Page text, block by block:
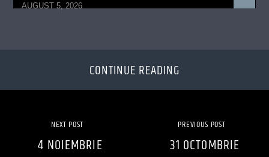
AUGUST 5, 2026
CONTINUE READING
NEXT POST
4 NOIEMBRIE
PREVIOUS POST
31 OCTOMBRIE